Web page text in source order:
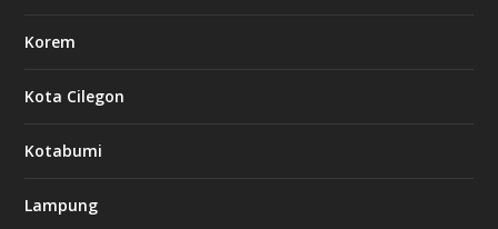
Korem
Kota Cilegon
Kotabumi
Lampung